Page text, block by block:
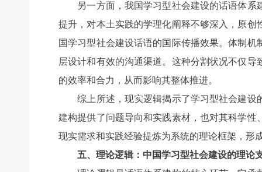
另一方面，我国学习型社会建设的话语体系
提升，对本土实践的学理化阐释不够深入，原
国学习型社会建设话语的国际传播效果。体制
层设计和有效的沟通渠道。这种分割状况不仅
的效率和合力，从而影响其整体推进。
综上所述，现实逻辑揭示了学习型社会建设
建构提供了问题导向和实践素材，也对其科学
现实需求和实践经验提炼为系统的理论框架，形
五、理论逻辑：中国学习型社会建设的理论